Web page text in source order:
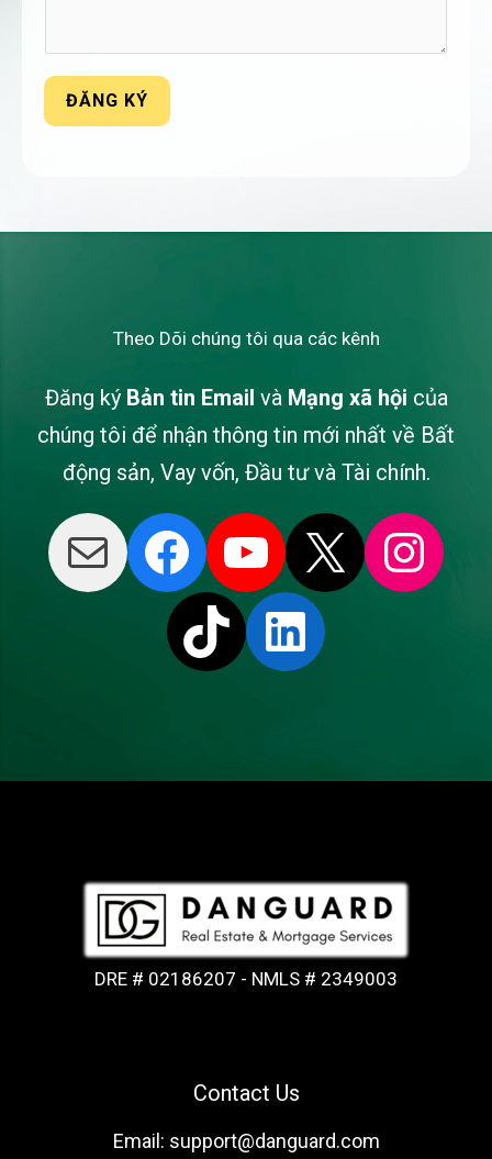
ĐĂNG KÝ
Theo Dõi chúng tôi qua các kênh
Đăng ký Bản tin Email và Mạng xã hội của
chúng tôi để nhận thông tin mới nhất về Bất
động sản, Vay vốn, Đầu tư và Tài chính.
MailFacebook
YouTube
X
TikTokLinkedIn
DRE # 02186207 - NMLS # 2349003
Contact Us
Email: support@danguard.com